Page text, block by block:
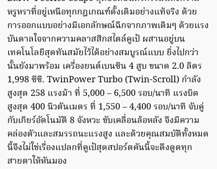
หรูหราที่อยู่เหนือทุกกฎเกณฑ์ดั้งเดิมอย่างแท้จริง ด้วย
การออกแบบอย่างมีเอกลักษณ์ฉีกจากภาพเดิมๆ ด้วยแรง
บันดาลใจจากความคลาสสิกสไตล์คูเป้ ผสานอยู่บน
เทคโนโลยีสุดทันสมัยไว้ได้อย่างสมบูรณ์แบบ ยิ่งไปกว่า
นั้นยังมาพร้อม เครื่องยนต์เบนซิน 4 สูบ ขนาด 2.0 ลิตร
1,998 ซีซี. TwinPower Turbo (Twin-Scroll) กำลัง
สูงสุด 258 แรงม้า ที่ 5,000 – 6,500 รอบ/นาที แรงบิด
สูงสุด 400 นิวตันเมตร ที่ 1,550 – 4,400 รอบ/นาที จับคู่
กับเกียร์อัตโนมัติ 8 จังหวะ ขับเคลื่อนล้อหลัง จึงมีความ
คล่องตัวและสมรรถนะแรงสูง และด้วยคุณสมบัติทั้งหมด
นี้จึงไม่ใช่เรื่องแปลกที่คูเป้สุดสปอร์ตคันนี้จะดึงดูดทุก
สายตาให้หันมอง